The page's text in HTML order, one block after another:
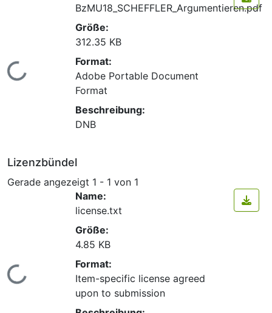
Lade...
BzMU18_SCHEFFLER_Argumentieren.pdf
Größe:
312.35 KB
Format:
Adobe Portable Document
Format
Beschreibung:
DNB
Lizenzbündel
Gerade angezeigt 1 - 1 von 1
Lade...
Name:
license.txt
Größe:
4.85 KB
Format:
Item-specific license agreed
upon to submission